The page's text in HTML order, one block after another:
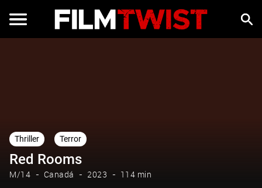
Thriller Terror
Red Rooms
M/14 Canadá 2023 114 min